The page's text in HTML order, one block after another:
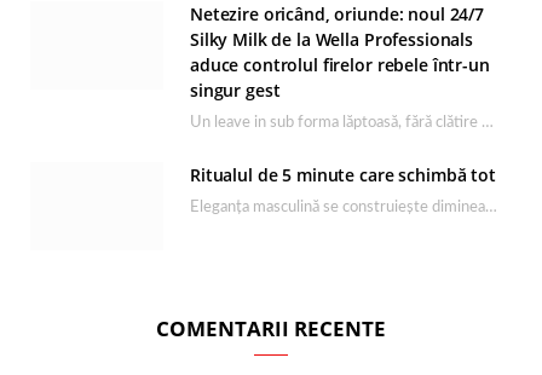
Netezire oricând, oriunde: noul 24/7
Silky Milk de la Wella Professionals
aduce controlul firelor rebele într-un
singur gest
Un leave in sub forma lăptoasă, fără clătire care completează rutina Ultimate Smooth și transformă…
Ritualul de 5 minute care schimbă tot
Eleganța masculină se construiește dimineața, în câteva minute și cu produsele potrivite. O rutină de…
COMENTARII RECENTE